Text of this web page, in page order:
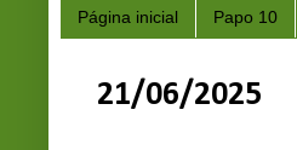
Página inicial Papo 10
21/06/2025